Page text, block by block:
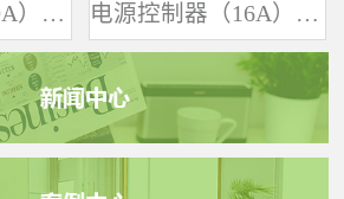
电源控制器（10A）-SK361 电源控制器（16A）-SK342